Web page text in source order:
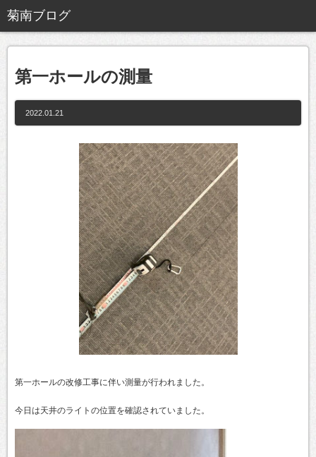
第一ホールの測量
2022.01.21
第一ホールの改修工事に伴い測量が行われました。
今日は天井のライトの位置を確認されていました。